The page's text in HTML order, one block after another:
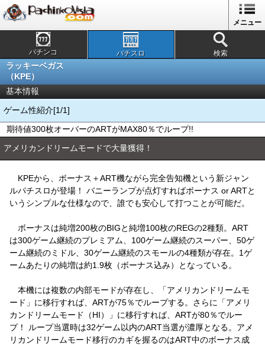
メニュー
パチンコ パチスロ 検索
ラッキーベガス
（KPE）
基本情報
ゲーム性紹介[1/1]
期待値300枚オーバーのARTがMAX80％でループ!!
アメリカンドリームモードで大量獲得！
KPEから、ボーナス＋ART機ながら完全告知機という新ジャン
ルパチスロが登場！ バニーランプが点灯すればボーナス or ARTと
いうシンプルな仕様なので、誰でも安心して打つことが可能だ。
ボーナスは純増200枚のBIGと純増100枚のREGの2種類。ART
は300ゲーム継続のプレミアム、100ゲーム継続のスーパー、50ゲ
ーム継続のミドル、30ゲーム継続のスモールの4種類が存在。1ゲ
ームあたりの純増は約1.9枚（ボーナス込み）となっている。
本機には複数の内部モードが存在し、「アメリカンドリームモ
ード」に移行すれば、ARTが75％でループする。さらに「アメリ
カンドリームモード（HI）」に移行すれば、ARTが80％でルー
プ！ ループ当選時は32ゲーム以内のART当選が濃厚となる。アメ
リカンドリームモード移行のカギを握るのはART中のボーナス成